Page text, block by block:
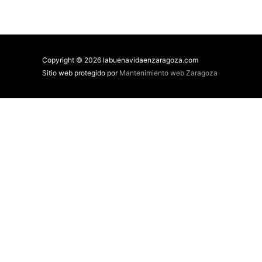
Copyright © 2026 labuenavidaenzaragoza.com
Sitio web protegido por Mantenimiento web Zaragoza